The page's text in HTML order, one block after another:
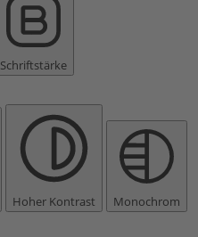
Schriftstärke
Hoher Kontrast Monochrom